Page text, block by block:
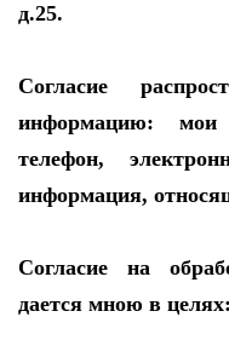
д.25.
Согласие
информацию: мои
телефон,
информация,
Согласие на
дается мною в целях: